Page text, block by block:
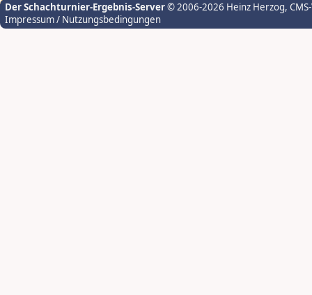
Der Schachturnier-Ergebnis-Server© 2006-2026 Heinz Herzog,
Impressum / Nutzungsbedingungen